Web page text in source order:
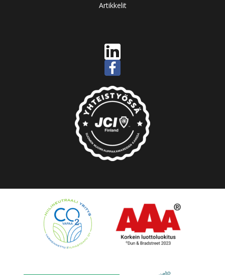
Artikkelit